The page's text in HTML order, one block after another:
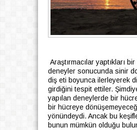
Araştırmacılar yaptıkları
deneyler sonucunda sinir
diş eti boyunca ilerleyerek
girdiğini tespit ettiler.
yapılan deneylerde bir
bir hücreye
yönündeydi. Ancak bu
bunun mümkün olduğu